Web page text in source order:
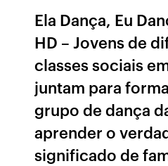
Ela Dança, Eu
HD – Jovens de
classes sociais
juntam para
grupo de dança
aprender o
significado de